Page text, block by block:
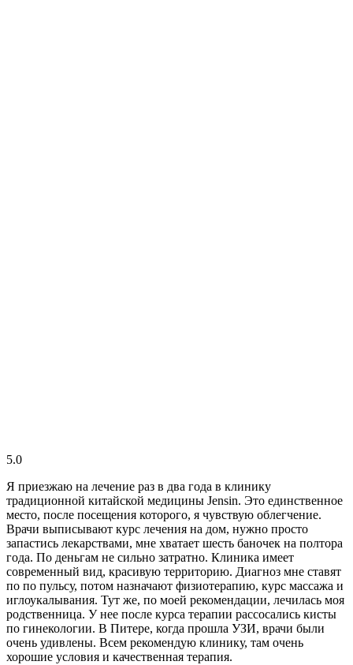
5.0
Я приезжаю на лечение раз в два года в клинику
традиционной китайской медицины Jensin. Это единственное
место, после посещения которого, я чувствую облегчение.
Врачи выписывают курс лечения на дом, нужно просто
запастись лекарствами, мне хватает шесть баночек на полтора
года. По деньгам не сильно затратно. Клиника имеет
современный вид, красивую территорию. Диагноз мне ставят
по по пульсу, потом назначают физиотерапию, курс массажа и
иглоукалывания. Тут же, по моей рекомендации, лечилась моя
родственница. У нее после курса терапии рассосались кисты
по гинекологии. В Питере, когда прошла УЗИ, врачи были
очень удивлены. Всем рекомендую клинику, там очень
хорошие условия и качественная терапия.